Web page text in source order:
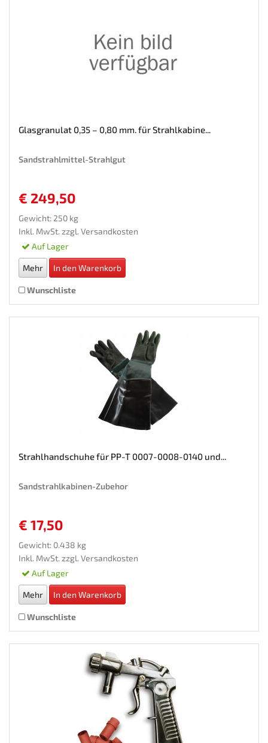
Glasgranulat 0,35 – 0,80 mm. für Strahlkabine...
Sandstrahlmittel-Strahlgut
€ 249,50
Gewicht: 250 kg
Inkl. MwSt. zzgl. Versandkosten
Auf Lager
Mehr In den Warenkorb
Wunschliste
Strahlhandschuhe für PP-T 0007-0008-0140 und...
Sandstrahlkabinen-Zubehor
€ 17,50
Gewicht: 0.438 kg
Inkl. MwSt. zzgl. Versandkosten
Auf Lager
Mehr In den Warenkorb
Wunschliste